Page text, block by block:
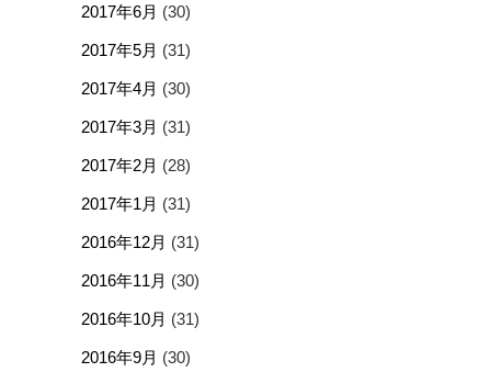
2017年6月 (30)
2017年5月 (31)
2017年4月 (30)
2017年3月 (31)
2017年2月 (28)
2017年1月 (31)
2016年12月 (31)
2016年11月 (30)
2016年10月 (31)
2016年9月 (30)